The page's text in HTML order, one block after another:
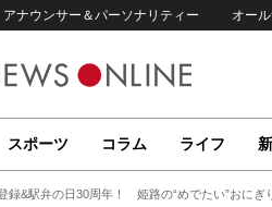
アナウンサー＆パーソナリティー オー
スポーツ コラム ライフ
録&駅弁の日30周年！ 姫路の“めでたい”おにぎ